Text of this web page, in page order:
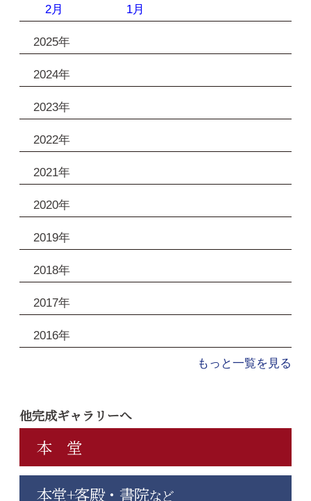
2月
1月
2025年
2024年
2023年
2022年
2021年
2020年
2019年
2018年
2017年
2016年
もっと一覧を見る
他完成ギャラリーへ
本 堂
本堂+客殿・書院など